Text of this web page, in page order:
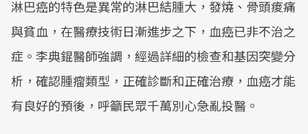
Mute
淋巴癌的特色是異常的淋巴結腫大，發燒、骨頭痠痛
與貧血，在醫療技術日漸進步之下，血癌已非不治之
症。李典錕醫師強調，經過詳細的檢查和基因突變分
析，確認腫瘤類型，正確診斷和正確治療，血癌才能
有良好的預後，呼籲民眾千萬別心急亂投醫。